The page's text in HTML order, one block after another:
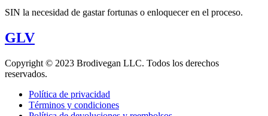
SIN la necesidad de gastar fortunas o enloquecer en el proceso.
GLV
Copyright © 2023 Brodivegan LLC. Todos los derechos
reservados.
Política de privacidad
Términos y condiciones